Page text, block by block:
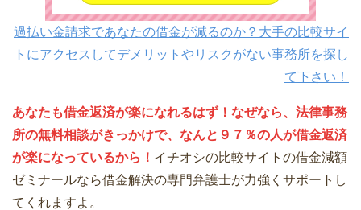
過払い金請求であなたの借金が減るのか？大手の比較サイ
トにアクセスしてデメリットやリスクがない事務所を探し
て下さい！
あなたも借金返済が楽になれるはず！なぜなら、法律事務
所の無料相談がきっかけで、なんと９７％の人が借金返済
が楽になっているから！ イチオシの比較サイトの借金減額
ゼミナールなら借金解決の専門弁護士が力強くサポートし
てくれますよ。